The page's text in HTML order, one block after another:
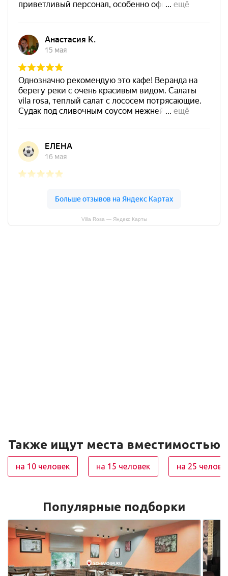
Villa Rosa — Яндекс Карты
Также ищут места вместимостью
на 10 человек на 15 человек на 25
Популярные подборки